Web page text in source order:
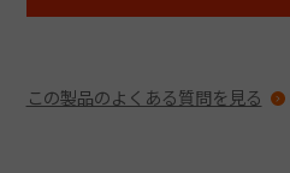
この製品のよくある質問を見る